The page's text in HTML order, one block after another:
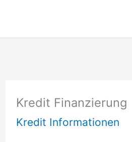
springen
Kredit Finanzierung
Kredit Informationen